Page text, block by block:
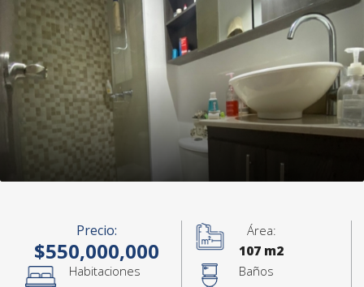
Precio:
$550,000,000
Área:
107 m2
Habitaciones
Baños